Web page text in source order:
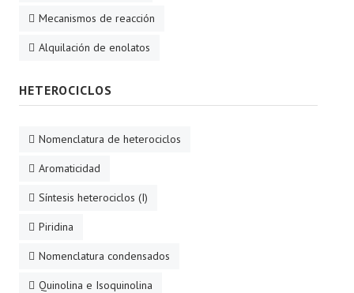
Mecanismos de reacción
Alquilación de enolatos
HETEROCICLOS
Nomenclatura de heterociclos
Aromaticidad
Síntesis heterociclos (I)
Piridina
Nomenclatura condensados
Quinolina e Isoquinolina